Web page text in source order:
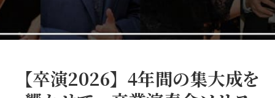
【卒演2026】4年間の集大成を